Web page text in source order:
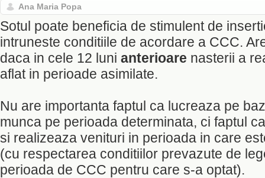
Ana Maria Popa
Sotul poate beneficia de stimulent de
intruneste conditiile de acordare a CCC.
daca in cele 12 luni anterioare nasterii a
aflat in perioade asimilate.
Nu are importanta faptul ca lucreaza pe
munca pe perioada determinata, ci faptul
si realizeaza venituri in perioada in care
(cu respectarea conditiilor prevazute de
perioada de CCC pentru care s-a optat).